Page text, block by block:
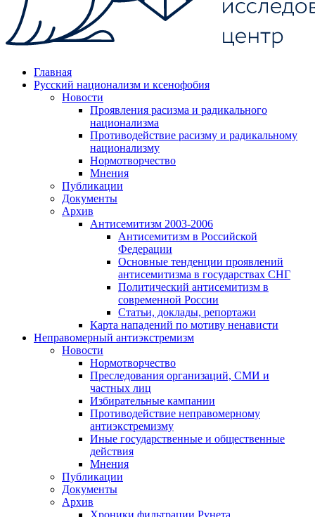
Главная
Русский национализм и ксенофобия
Новости
Проявления расизма и радикального
национализма
Противодействие расизму и радикальному
национализму
Нормотворчество
Мнения
Публикации
Документы
Архив
Антисемитизм 2003-2006
Антисемитизм в Российской
Федерации
Основные тенденции проявлений
антисемитизма в государствах СНГ
Политический антисемитизм в
современной России
Статьи, доклады, репортажи
Карта нападений по мотиву ненависти
Неправомерный антиэкстремизм
Новости
Нормотворчество
Преследования организаций, СМИ и
частных лиц
Избирательные кампании
Противодействие неправомерному
антиэкстремизму
Иные государственные и общественные
действия
Мнения
Публикации
Документы
Архив